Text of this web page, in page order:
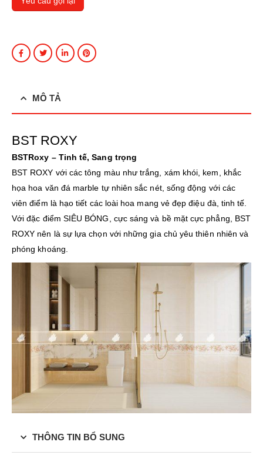
MÔ TẢ
BST ROXY
BSTRoxy – Tinh tế, Sang trọng
BST ROXY với các tông màu như trắng, xám khói, kem, khắc
họa hoa văn đá marble tự nhiên sắc nét, sống động với các
viên điểm là hạo tiết các loài hoa mang vẻ đẹp điệu đà, tinh tế.
Với đặc điểm SIÊU BÓNG, cực sáng và bề mặt cực phẳng, BST
ROXY nên là sự lựa chọn với những gia chủ yêu thiên nhiên và
phóng khoáng.
THÔNG TIN BỔ SUNG